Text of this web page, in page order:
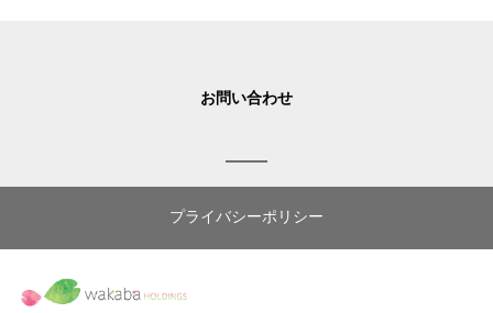
お問い合わせ
プライバシーポリシー